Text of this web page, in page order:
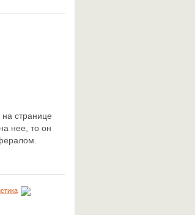
странице
нее, то он